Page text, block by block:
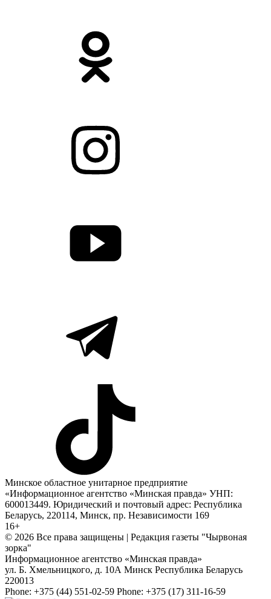
Минское областное унитарное предприятие
«Информационное агентство «Минская правда» УНП:
600013449. Юридический и почтовый адрес: Республика
Беларусь, 220114, Минск, пр. Независимости 169
16+
© 2026 Все права защищены | Редакция газеты "Чырвоная
зорка"
Информационное агентство «Минская правда»
ул. Б. Хмельницкого, д. 10А Минск Республика Беларусь
220013
Phone: +375 (44) 551-02-59 Phone: +375 (17) 311-16-59